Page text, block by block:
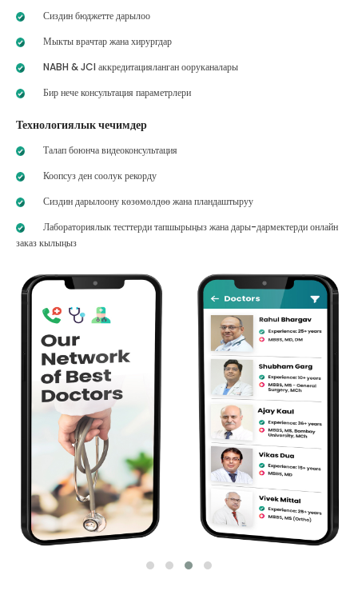
Сиздин бюджетте дарылоо
Мыкты врачтар жана хирургдар
NABH & JCI аккредитацияланган ооруканалары
Бир нече консультация параметрлери
Технологиялык чечимдер
Талап боюнча видеоконсультация
Коопсуз ден соолук рекорду
Сиздин дарылоону көзөмөлдөө жана пландаштыруу
Лабораториялык тесттерди тапшырыңыз жана дары-дармектерди онлайн
заказ кылыңыз